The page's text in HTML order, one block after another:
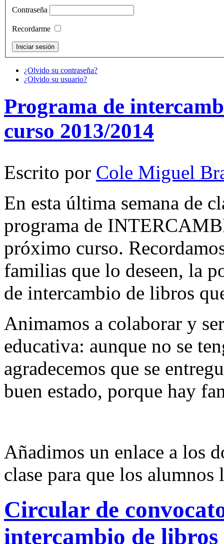
Contraseña
Recordarme
¿Olvido su contraseña?
¿Olvido su usuario?
Programa de
curso 2013/2014
Escrito por Cole Miguel
En esta última semana de
programa de
próximo curso.
familias que lo deseen, la
de intercambio de libros
Animamos a colaborar y
educativa: aunque no se
agradecemos que se
buen estado, porque hay
Añadimos un enlace a los
clase para que los alumnos
Circular de
intercambio de libros